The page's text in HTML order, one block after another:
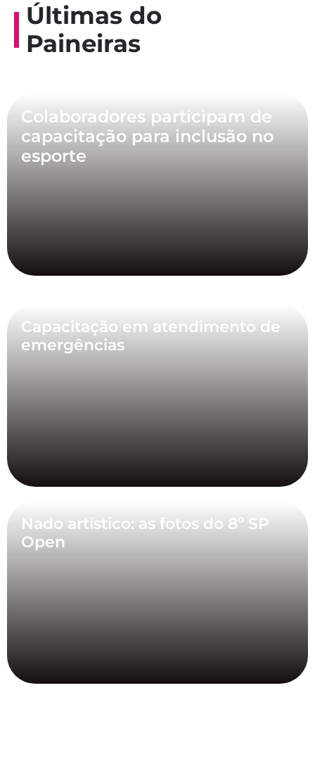
Últimas do
Paineiras
Colaboradores participam de
capacitação para inclusão no
esporte
Capacitação em atendimento de
emergências
Nado artístico: as fotos do 8º SP
Open